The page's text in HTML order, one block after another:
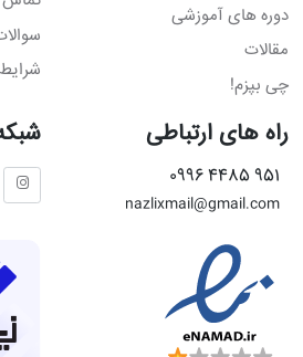
دوره های آموزشی
مقالات
چی بپزم!
راه های ارتباطی
951 4485 0996
nazlixmail@gmail.com